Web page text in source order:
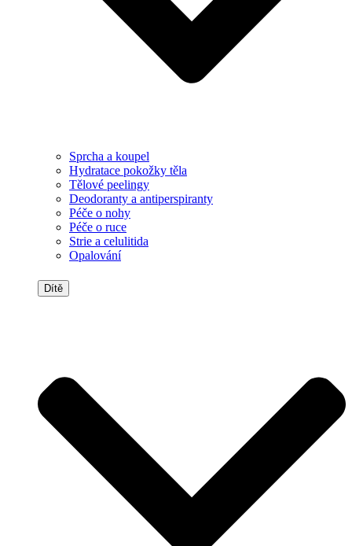
Sprcha a koupel
Hydratace pokožky těla
Tělové peelingy
Deodoranty a antiperspiranty
Péče o nohy
Péče o ruce
Strie a celulitida
Opalování
Dítě